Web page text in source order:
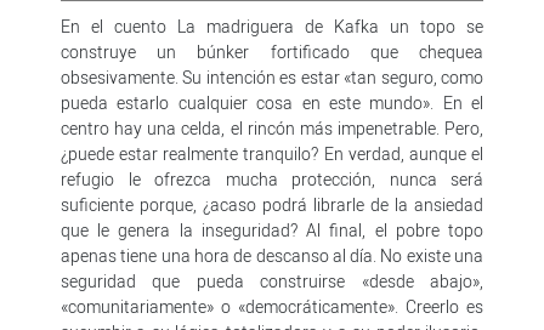
En el cuento La madriguera de Kafka un topo se
construye un búnker fortificado que chequea
obsesivamente. Su intención es estar «tan seguro, como
pueda estarlo cualquier cosa en este mundo». En el
centro hay una celda, el rincón más impenetrable. Pero,
¿puede estar realmente tranquilo? En verdad, aunque el
refugio le ofrezca mucha protección, nunca será
suficiente porque, ¿acaso podrá librarle de la ansiedad
que le genera la inseguridad? Al final, el pobre topo
apenas tiene una hora de descanso al día. No existe una
seguridad que pueda construirse «desde abajo»,
«comunitariamente» o «democráticamente». Creerlo es